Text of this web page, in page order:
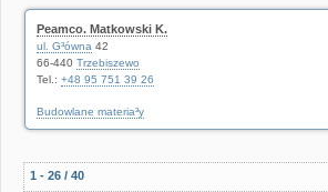
Peamco. Matkowski K.
ul. G³ówna 42
66-440 Trzebiszewo
Tel.: +48 95 751 39 26
Budowlane materia³y
1 - 26 / 40